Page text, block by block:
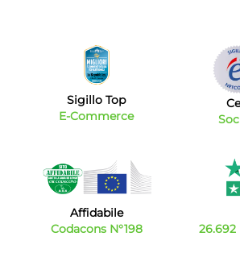
Sigillo Top
E-Commerce
Affidabile
Codacons N°198